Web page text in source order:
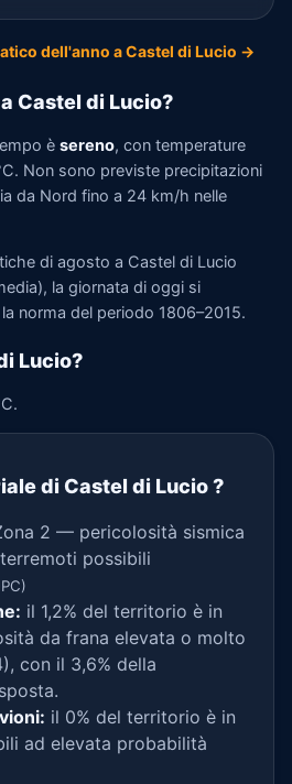
dell'anno a Castel di Lucio →
Castel di Lucio?
è sereno, con temperature
Non sono previste precipitazioni
da Nord fino a 24 km/h nelle
di agosto a Castel di Lucio
la giornata di oggi si
la norma del periodo 1806–2015.
Lucio?
di Castel di Lucio?
2 — pericolosità sismica
possibili
il 1,2% del territorio è in
da frana elevata o molto
con il 3,6% della
il 0% del territorio è in
ad elevata probabilità